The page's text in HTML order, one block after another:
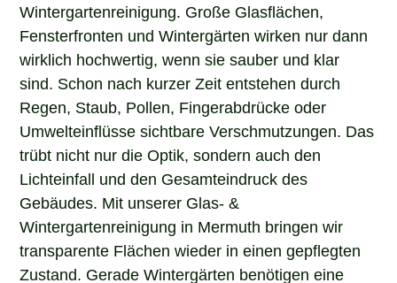
Wintergartenreinigung. Große Glasflächen,
Fensterfronten und Wintergärten wirken nur dann
wirklich hochwertig, wenn sie sauber und klar
sind. Schon nach kurzer Zeit entstehen durch
Regen, Staub, Pollen, Fingerabdrücke oder
Umwelteinflüsse sichtbare Verschmutzungen. Das
trübt nicht nur die Optik, sondern auch den
Lichteinfall und den Gesamteindruck des
Gebäudes. Mit unserer Glas- &
Wintergartenreinigung in Mermuth bringen wir
transparente Flächen wieder in einen gepflegten
Zustand. Gerade Wintergärten benötigen eine